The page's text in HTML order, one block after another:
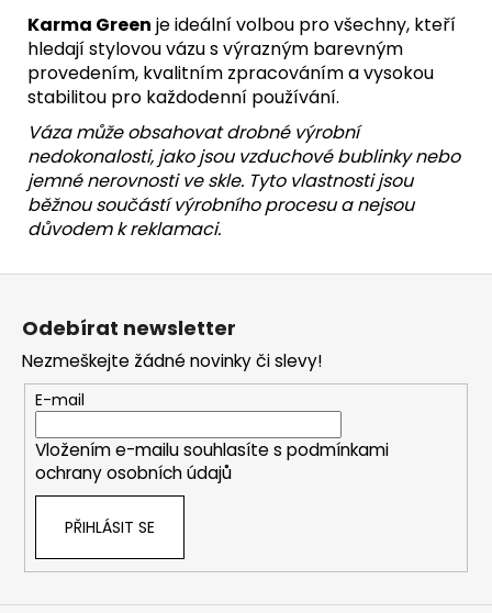
Karma Green je ideální volbou pro všechny, kteří
hledají stylovou vázu s výrazným barevným
provedením, kvalitním zpracováním a vysokou
stabilitou pro každodenní používání.
Váza může obsahovat drobné výrobní
nedokonalosti, jako jsou vzduchové bublinky nebo
jemné nerovnosti ve skle. Tyto vlastnosti jsou
běžnou součástí výrobního procesu a nejsou
důvodem k reklamaci.
Odebírat newsletter
Nezmeškejte žádné novinky či slevy!
E-mail
Vložením e-mailu souhlasíte s podmínkami
ochrany osobních údajů
PŘIHLÁSIT SE